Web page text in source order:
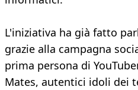
L'iniziativa ha già fatto
grazie alla campagna
prima persona di
Mates, autentici idoli dei